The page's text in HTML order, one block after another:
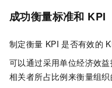
成功衡量标准和 KPI
制定衡量 KPI 是否有效的
可以通过采用单位经济效
相关者所占比例来衡量组织